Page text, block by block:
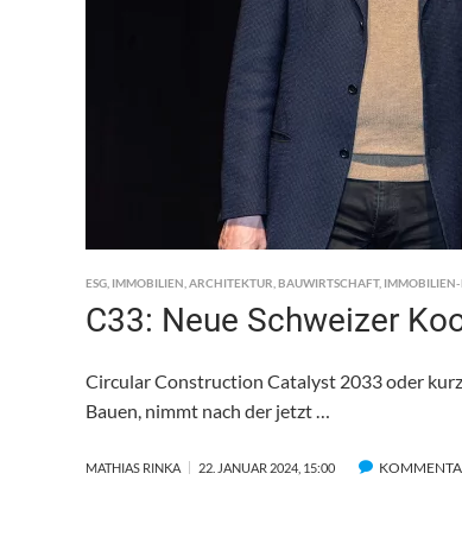
ESG IMMOBILIEN ARCHITEKTUR BAUWIRTSCHAFT,
C33: Neue Schweizer
Circular Construction Catalyst 2033 oder
Bauen, nimmt nach der jetzt …
MATHIAS RINKA 22. JANUAR 2024, 15:00